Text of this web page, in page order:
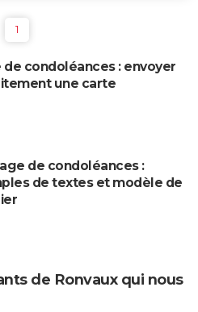
1
de condoléances : envoyer
une carte
de condoléances :
de textes et modèle de
de Ronvaux qui nous